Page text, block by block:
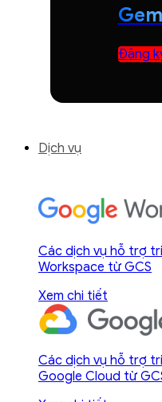
Đăng
Dịch vụ
Các dịch vụ hỗ trợ
Workspace từ GCS
Xem chi tiết
Các dịch vụ hỗ trợ
Google Cloud từ